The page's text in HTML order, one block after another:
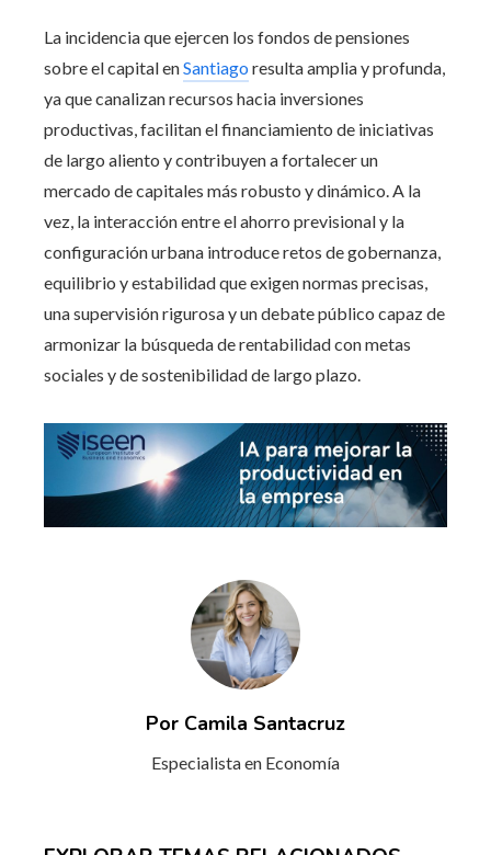
La incidencia que ejercen los fondos de pensiones
sobre el capital enSantiago resulta amplia y profunda,
ya que canalizan recursos hacia inversiones
productivas, facilitan el financiamiento de iniciativas
de largo aliento y contribuyen a fortalecer un
mercado de capitales más robusto y dinámico. A la
vez, la interacción entre el ahorro previsional y la
configuración urbana introduce retos de gobernanza,
equilibrio y estabilidad que exigen normas precisas,
una supervisión rigurosa y un debate público capaz de
armonizar la búsqueda de rentabilidad con metas
sociales y de sostenibilidad de largo plazo.
Por Camila Santacruz
Especialista en Economía